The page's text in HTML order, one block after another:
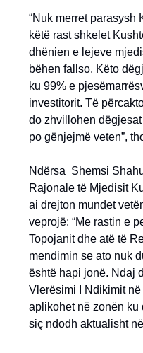
“Nuk merret parasysh
këtë rast shkelet
dhënien e lejeve
bëhen fallso. Këto
ku 99% e
investitorit. Të
do zhvillohen
po gënjejmë veten”,
Ndërsa Shemsi
Rajonale të Mjedisit
ai drejton mundet
veprojë: “Me rastin e
Topojanit dhe atë të
mendimin se ato nuk
është hapi jonë. Ndaj
Vlerësimi I Ndikimit
aplikohet në zonën ku
siç ndodh aktualisht